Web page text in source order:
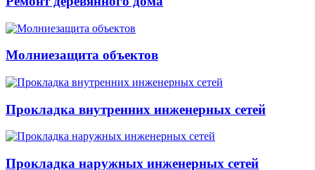
Молниезащита объектов
Прокладка внутренних инженерных сетей
Прокладка наружных инженерных сетей